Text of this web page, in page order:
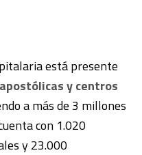
está presente
y centros
a más de 3 millones
con 1.020
y 23.000